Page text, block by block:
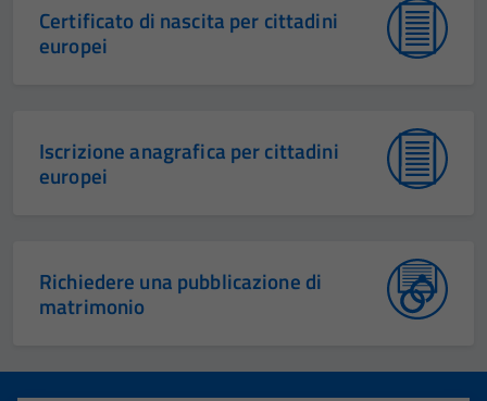
Certificato di nascita per cittadini
europei
Iscrizione anagrafica per cittadini
europei
Richiedere una pubblicazione di
matrimonio